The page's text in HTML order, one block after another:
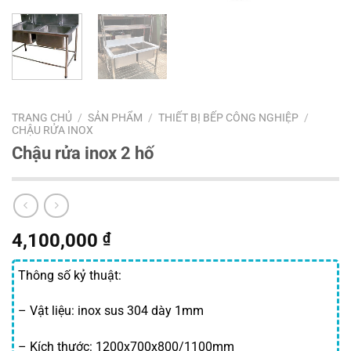
TRANG CHỦ / SẢN PHẨM / THIẾT BỊ BẾP CÔNG NGHIỆP /
CHẬU RỬA INOX
Chậu rửa inox 2 hố
4,100,000 ₫
Thông số kỷ thuật:
– Vật liệu: inox sus 304 dày 1mm
– Kích thước: 1200x700x800/1100mm